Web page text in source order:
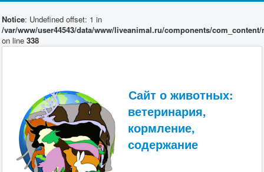
Notice: Undefined offset: 1 in
/var/www/user44543/data/www/liveanimal.ru/components/
on line 338
Сайт о животных:
ветеринария,
кормление,
содержание